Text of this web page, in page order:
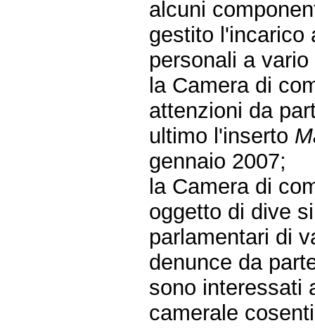
alcuni
gestito l'incarico
personali a
la Camera di
attenzioni da
ultimo l'inserto
gennaio 2007;
la Camera di
oggetto di dive
parlamentari di
denunce da
sono interessati
camerale